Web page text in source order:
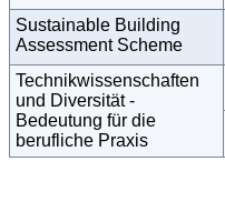
Sustainable Building
Assessment Scheme
Technikwissenschaften
und Diversität -
Bedeutung für die
berufliche Praxis